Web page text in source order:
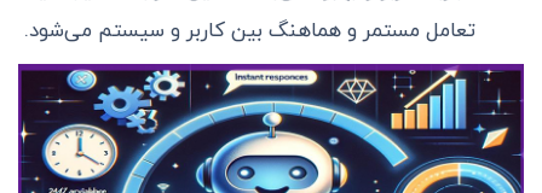
تعامل مستمر و هماهنگ بین کاربر و سیستم می‌شود.